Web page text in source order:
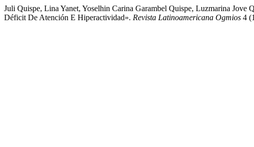
Juli Quispe, Lina Yanet, Yoselhin Carina Garambel Quispe, Luzmarina
Déficit De Atención E Hiperactividad». Revista Latinoamericana Ogmios 4